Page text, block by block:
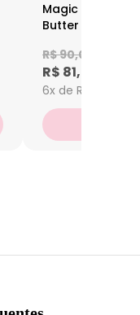
Magic Beauty
Butter Máscara
R$ 90,00
R$ 81,00
6x de R$ 13,50